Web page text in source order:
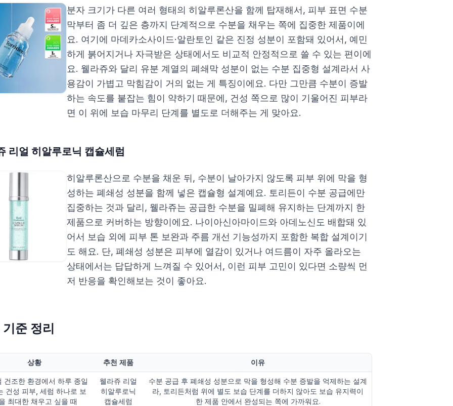
분자 크기가 다른 여러 형태의 히알루론산을 함께 탑재해서, 피부 표면 수분
막부터 좀 더 깊은 층까지 단계적으로 수분을 채우는 쪽에 집중한 제품이에
요. 여기에 마데카소사이드·알란토인 같은 진정 성분이 포함돼 있어서, 예민
하게 붉어지거나 자극받은 상태에서도 비교적 안정적으로 쓸 수 있는 편이에
요. 웰라쥬와 달리 유분 계열의 폐쇄막 성분이 없는 수분 집중형 설계라서 사
용감이 가볍고 막힘감이 거의 없는 게 특징이에요. 다만 그만큼 수분이 증발
하는 속도를 붙잡는 힘이 약하기 때문에, 건성 쪽으로 많이 기울어진 피부라
면 이 위에 보습 마무리 단계를 별도로 더해주는 게 맞아요.
리얼 히알루로닉 캡슐세럼
히알루론산으로 수분을 채운 뒤, 수분이 날아가지 않도록 피부 위에 막을 형
성하는 폐쇄성 성분을 함께 넣은 캡슐형 설계예요. 토리든이 수분 공급에만
집중하는 것과 달리, 웰라쥬는 공급한 수분을 밀폐해 유지하는 단계까지 한
제품으로 커버하는 방향이에요. 나이아신아마이드와 아데노신도 배합돼 있
어서 보습 외에 피부 톤 보완과 주름 개선 기능성까지 포함한 복합 설계이기
도 해요. 단, 폐쇄성 성분은 피부에 열감이 있거나 여드름이 자주 올라오는
상태에서는 답답하게 느껴질 수 있어서, 이런 피부 고민이 있다면 소량씩 먼
저 반응을 확인해보는 것이 좋아요.
준 정리
상황 추천 제품 이유
건조한 환경에서 하루 종일
건성 피부, 세럼 하나로 보
최대한 채우고 싶을 때
웰라쥬 리얼
히알루로닉
캡슐세럼
수분 공급 후 폐쇄성 성분으로 막을 형성해 수분 증발을 억제하는 설계
라, 토리든처럼 위에 별도 보습 단계를 더하지 않아도 보습 유지력이
한 제품 안에서 완성되는 쪽에 가까워요.